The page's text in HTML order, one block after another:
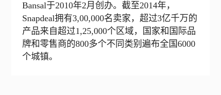
Bansal于2010年2月创办。截至2014年，
Snapdeal拥有3,00,000名卖家，超过3亿千万的
产品来自超过1,25,000个区域，国家和国际品
牌和零售商的800多个不同类别遍布全国6000
个城镇。